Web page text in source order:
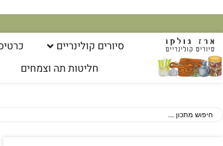
סיורים קולינריים​
חליטות תה וצמחים